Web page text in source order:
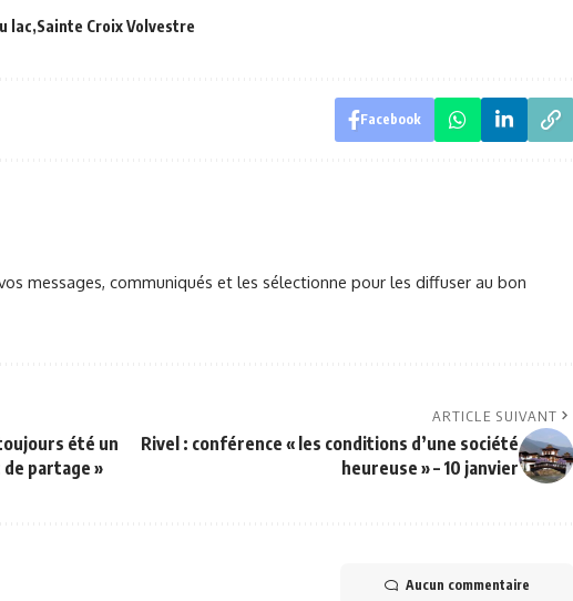
lac Sainte Croix Volvestre
Facebook
messages, communiqués et les sélectionne pour les diffuser au bon
été un
de partage »
ARTICLE SUIVANT
Rivel : conférence « les conditions d’une société
heureuse » – 10 janvier
Aucun commentaire